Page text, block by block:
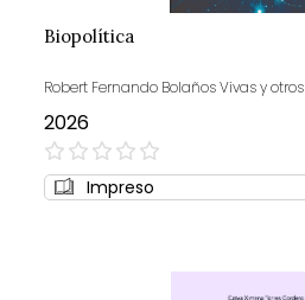
Biopolítica
Robert Fernando Bolaños Vivas y otros
2026
0%
Impreso